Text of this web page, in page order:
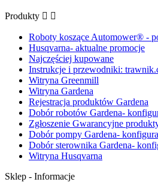
Produkty  
Roboty koszące Automower® -
Husqvarna- aktualne promocje
Najczęściej kupowane
Instrukcje i przewodniki:
Witryna Greenmill
Witryna Gardena
Rejestracja produktów Gardena
Dobór robotów Gardena-
Zgłoszenie Gwarancyjne
Dobór pompy Gardena-
Dobór sterownika Gardena-
Witryna Husqvarna
Sklep - Informacje